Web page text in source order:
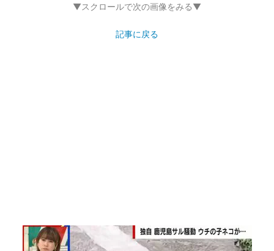
▼スクロールで次の画像をみる▼
記事に戻る